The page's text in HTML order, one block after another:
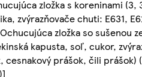
zložka s koreninami (3,
zvýrazňovače chuti: E631,
zložka so sušenou
kapusta, soľ, cukor,
cesnakový prášok, čili prášok)